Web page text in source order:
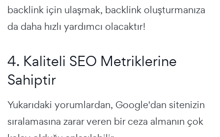
backlink için ulaşmak, backlink oluşturmanıza
da daha hızlı yardımcı olacaktır!
4. Kaliteli SEO Metriklerine
Sahiptir
Yukarıdaki yorumlardan, Google'dan sitenizin
sıralamasına zarar veren bir ceza almanın çok